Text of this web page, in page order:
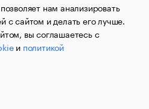
1995–2026.Сообщения
агентства «РБК»
службой по надзору в сфере
и массовых
09.12.2015 за номером ИА
пометкой «РБК». Отдельные
информацию,
нам анализировать
с сайтом и делать его лучше.
вы соглашаетесь с
и политикой